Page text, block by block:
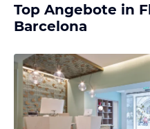
Top Angebote in
Barcelona